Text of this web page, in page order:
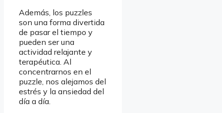
Además, los puzzles
son una forma divertida
de pasar el tiempo y
pueden ser una
actividad relajante y
terapéutica. Al
concentrarnos en el
puzzle, nos alejamos del
estrés y la ansiedad del
día a día.